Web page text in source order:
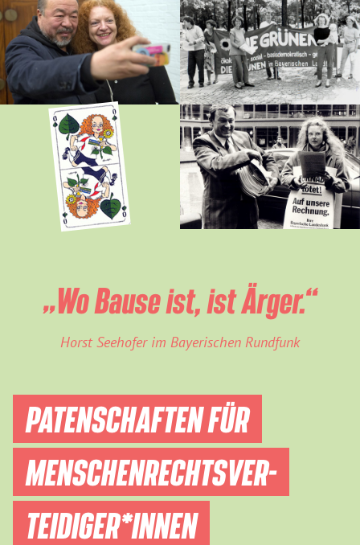
„Wo Bause ist, ist Ärger.“
Horst Seehofer im Bayerischen Rundfunk
PATENSCHAFTEN FÜR
MENSCHEN­RECHTS­VER­
TEIDIGER­*INNEN